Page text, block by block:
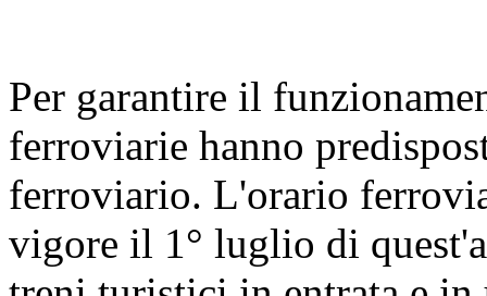
Per garantire il
ferroviarie hanno
ferroviario. L'orario
vigore il 1° luglio di